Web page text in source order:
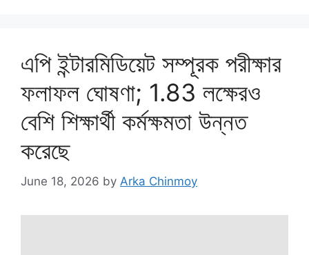
এপি ইন্টারমিডিয়েট সম্পূরক পরীক্ষার
ফলাফল ঘোষণা; 1.83 লক্ষেরও
বেশি শিক্ষার্থী কর্মক্ষমতা উন্নত
করেছে
June 18, 2026 by Arka Chinmoy